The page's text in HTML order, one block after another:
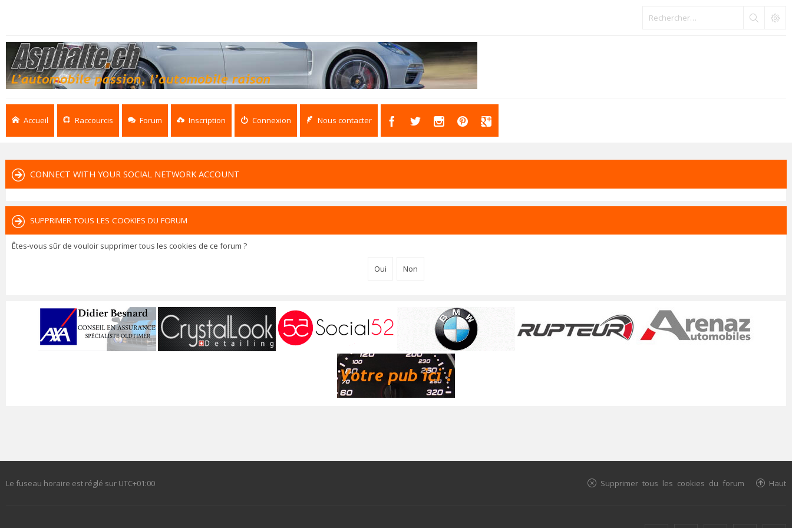
Accueil Raccourcis Forum Inscription Connexion Nous contacter
CONNECT WITH YOUR SOCIAL NETWORK ACCOUNT
SUPPRIMER TOUS LES COOKIES DU FORUM
Êtes-vous sûr de vouloir supprimer tous les cookies de ce forum ?
Le fuseau horaire est réglé sur UTC+01:00 Haut
Supprimer tous les cookies du forum